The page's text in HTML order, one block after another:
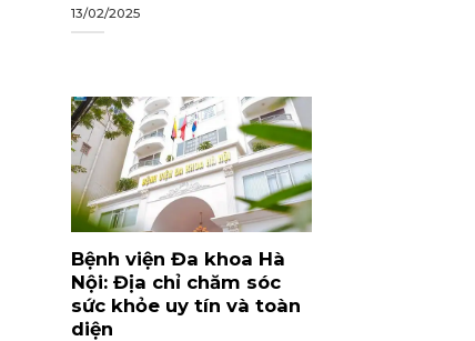
13/02/2025
Bệnh viện Đa khoa Hà
Nội: Địa chỉ chăm sóc
sức khỏe uy tín và toàn
diện